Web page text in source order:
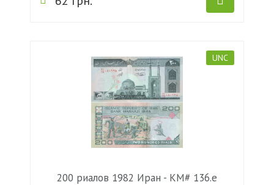
UNC
200 риалов 1982 Иран - KM# 136.e